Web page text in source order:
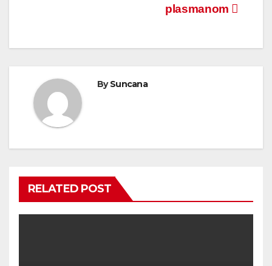
plasmanom
BySuncana
RELATED POST